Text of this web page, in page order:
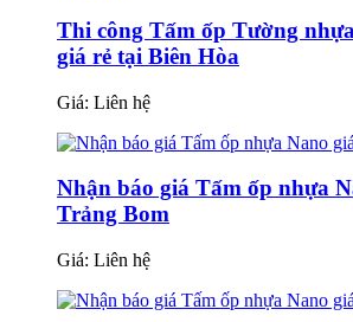
Thi công Tấm ốp Tường
giá rẻ tại Biên Hòa
Giá: Liên hệ
Nhận báo giá Tấm ốp nhựa
Trảng Bom
Giá: Liên hệ